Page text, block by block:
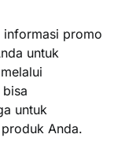
informasi promo
untuk
untuk
Anda.